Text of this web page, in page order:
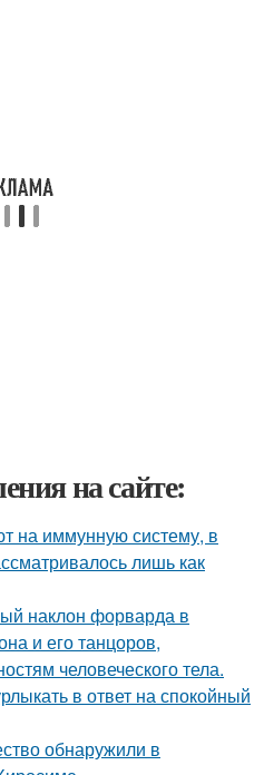
на сайте:
на иммунную систему, в
лишь как
наклон форварда в
и его танцоров,
человеческого тела.
в ответ на спокойный
обнаружили в